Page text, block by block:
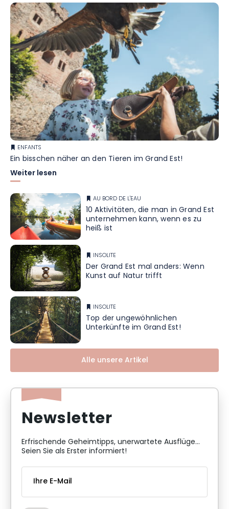
ENFANTS
Ein bisschen näher an den Tieren im Grand Est!
Weiter lesen
AU BORD DE L'EAU
10 Aktivitäten, die man in Grand Est
unternehmen kann, wenn es zu
heiß ist
INSOLITE
Der Grand Est mal anders: Wenn
Kunst auf Natur trifft
INSOLITE
Top der ungewöhnlichen
Unterkünfte im Grand Est!
Alle unsere Artikel
Newsletter
Erfrischende Geheimtipps, unerwartete Ausflüge...
Seien Sie als Erster informiert!